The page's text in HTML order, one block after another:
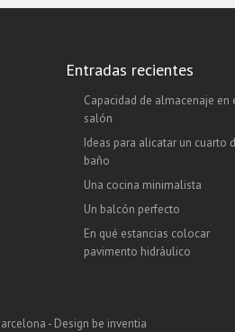
Entradas recientes
Capacidad de almacenaje en
salón
Ideas para alicatar un cuarto
baño
Una cocina minimalista
Un balcón perfecto
En qué estancias colocar
pavimento hidráulico
- Design be inventia